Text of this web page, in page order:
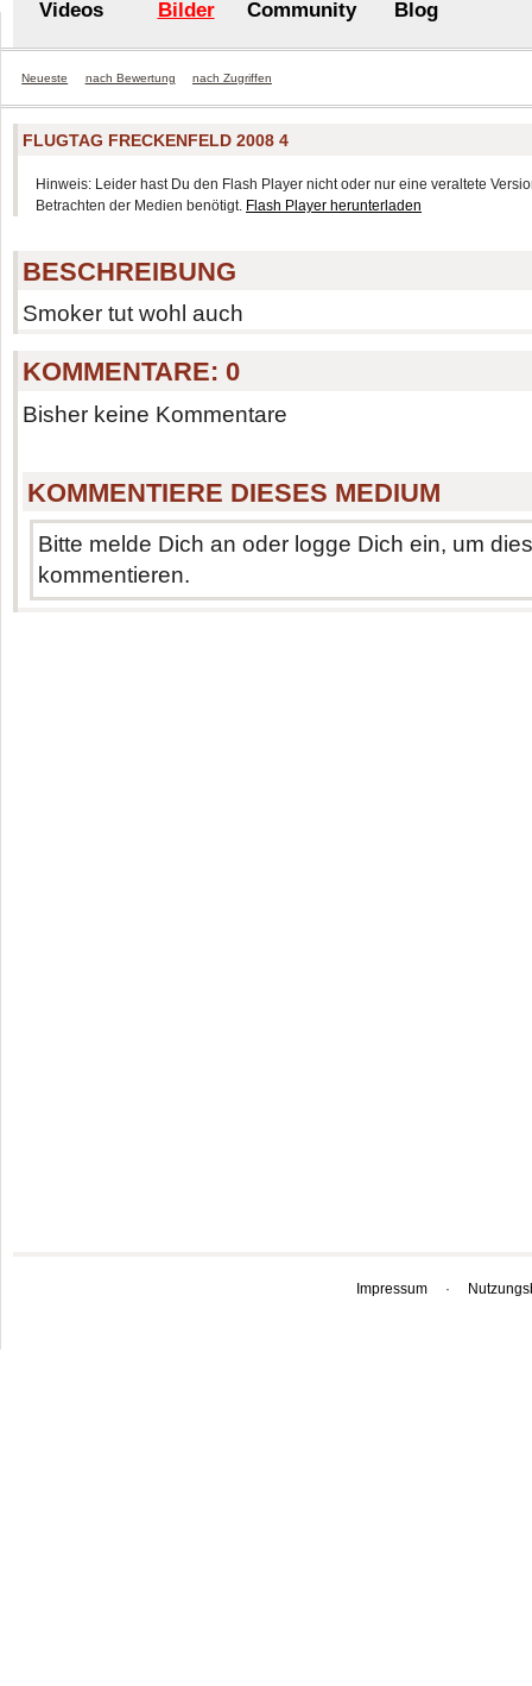
Videos Bilder Community Blog
Neueste nach Bewertung nach Zugriffen
FLUGTAG FRECKENFELD 2008 4
Hinweis: Leider hast Du den Flash Player nicht oder nur eine veraltete
Betrachten der Medien benötigt. Flash Player herunterladen
BESCHREIBUNG
Smoker tut wohl auch
KOMMENTARE:0
Bisher keine Kommentare
KOMMENTIERE DIESES MEDIUM
Bitte melde Dich an oder logge Dich ein, um
kommentieren.
Impressum ·